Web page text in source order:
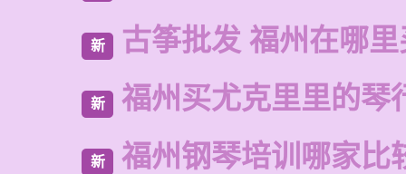
新 古筝批发 福州在哪
新 福州买尤克里里的琴
新 福州钢琴培训哪家比